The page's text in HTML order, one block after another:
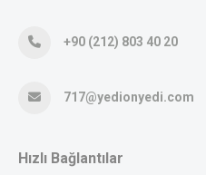
+90 (212) 803 40 20
717@yedionyedi.com
Hızlı Bağlantılar